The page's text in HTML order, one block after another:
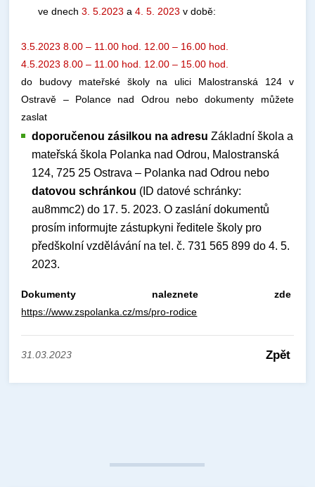
ve dnech3. 5.2023a4. 5. 2023v době:
3.5.2023 8.00 – 11.00 hod. 12.00 – 16.00 hod.
4.5.2023 8.00 – 11.00 hod. 12.00 – 15.00 hod.
do budovy mateřské školy na ulici Malostranská 124 v
Ostravě – Polance nad Odrou nebo dokumenty můžete
zaslat
doporučenou zásilkou na adresu Základní škola a
mateřská škola Polanka nad Odrou, Malostranská
124, 725 25 Ostrava – Polanka nad Odrou nebo
datovou schránkou (ID datové schránky:
au8mmc2) do 17. 5. 2023. O zaslání dokumentů
prosím informujte zástupkyni ředitele školy pro
předškolní vzdělávání na tel. č. 731 565 899 do 4. 5.
2023.
Dokumenty naleznete zde
https://www.zspolanka.cz/ms/pro-rodice
31.03.2023 Zpět